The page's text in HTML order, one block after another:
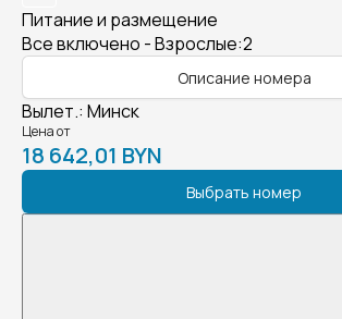
Питание и размещение
Все включено - Взрослые:2
Описание номера
Вылет.: Минск
Цена от
18 642,01 BYN
Выбрать номер